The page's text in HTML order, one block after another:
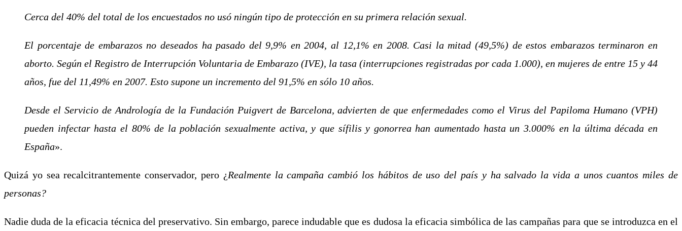
Cerca del 40% del total de los encuestados no usó ningún tipo de protección en su primera relación sexual.
El porcentaje de embarazos no deseados ha pasado del 9,9% en 2004, al 12,1% en 2008. Casi la mitad (49,5%) de estos embarazos terminaron en
aborto. Según el Registro de Interrupción Voluntaria de Embarazo (IVE), la tasa (interrupciones registradas por cada 1.000), en mujeres de entre 15 y 44
años, fue del 11,49% en 2007. Esto supone un incremento del 91,5% en sólo 10 años.
Desde el Servicio de Andrología de la Fundación Puigvert de Barcelona, advierten de que enfermedades como el Virus del Papiloma Humano (VPH)
pueden infectar hasta el 80% de la población sexualmente activa, y que sífilis y gonorrea han aumentado hasta un 3.000% en la última década en
España».
Quizá yo sea recalcitrantemente conservador, pero ¿Realmente la campaña cambió los hábitos de uso del país y ha salvado la vida a unos cuantos miles de
personas?
Nadie duda de la eficacia técnica del preservativo. Sin embargo, parece indudable que es dudosa la eficacia simbólica de las campañas para que se introduzca en el